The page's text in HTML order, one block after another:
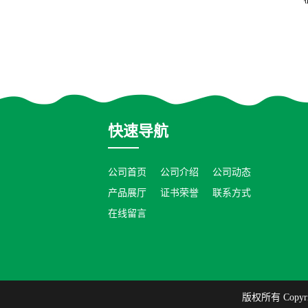
快速导航
公司首页 公司介绍
公司动态
产品展厅
证书荣誉
联系方式
在线留言
版权所有